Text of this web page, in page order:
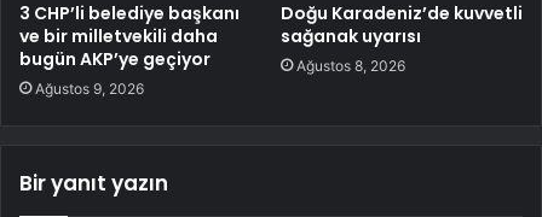
3 CHP’li belediye başkanı
ve bir milletvekili daha
bugün AKP’ye geçiyor
Ağustos 9, 2026
Doğu Karadeniz’de kuvvetli
sağanak uyarısı
Ağustos 8, 2026
Bir yanıt yazın